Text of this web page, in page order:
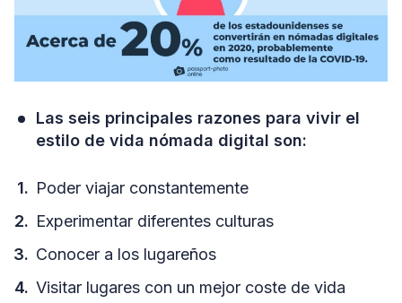
Las seis principales razones para vivir el
estilo de vida nómada digital son:
Poder viajar constantemente
Experimentar diferentes culturas
Conocer a los lugareños
Visitar lugares con un mejor coste de vida